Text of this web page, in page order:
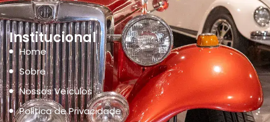
Institucional
Home
Sobre
Nossos Veículos
Politica de Privacidade